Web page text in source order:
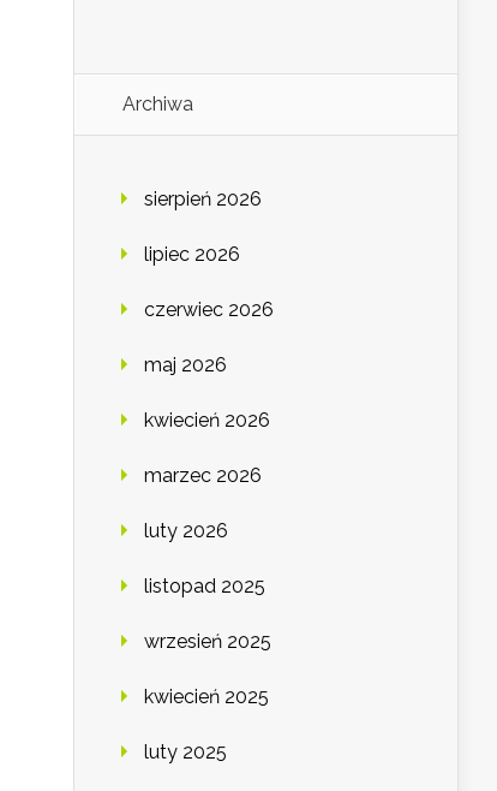
Archiwa
sierpień 2026
lipiec 2026
czerwiec 2026
maj 2026
kwiecień 2026
marzec 2026
luty 2026
listopad 2025
wrzesień 2025
kwiecień 2025
luty 2025